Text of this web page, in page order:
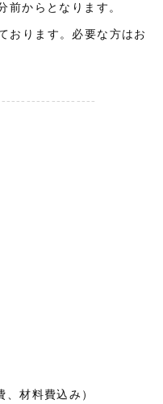
からとなります。
おります。必要な方はお
材料費込み）